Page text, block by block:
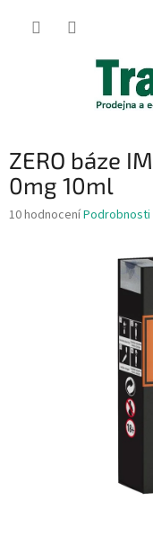
ZERO báze
0mg 10ml
Průměrné
10 hodnocení